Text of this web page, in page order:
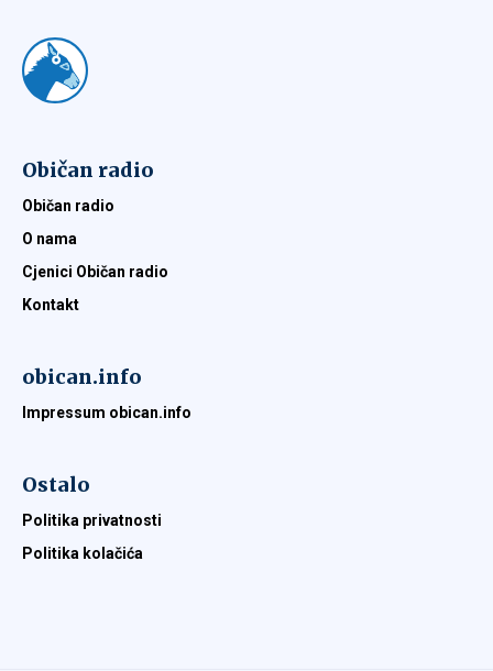
Običan radio
Običan radio
O nama
Cjenici Običan radio
Kontakt
obican.info
Impressum obican.info
Ostalo
Politika privatnosti
Politika kolačića